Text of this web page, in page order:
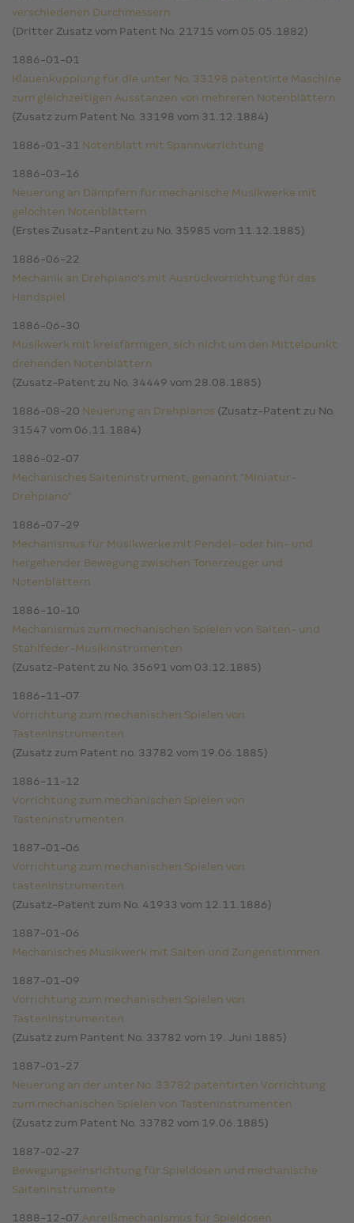
verschiedenen Durchmessern
(Dritter Zusatz vom Patent No. 21715 vom 05.05.1882)
1886-01-01
Klauenkupplung für die unter No. 33198 patentirte Maschine
zum gleichzeitigen Ausstanzen von mehreren Notenblättern
(Zusatz zum Patent No. 33198 vom 31.12.1884)
1886-01-31 Notenblatt mit Spannvorrichtung
1886-03-16
Neuerung an Dämpfern für mechanische Musikwerke mit
gelochten Notenblättern
(Erstes Zusatz-Pantent zu No. 35985 vom 11.12.1885)
1886-06-22
Mechanik an Drehpiano's mit Ausrückvorrichtung für das
Handspiel
1886-06-30
Musikwerk mit kreisfärmigen, sich nicht um den Mittelpunkt
drehenden Notenblättern
(Zusatz-Patent zu No. 34449 vom 28.08.1885)
1886-08-20 Neuerung an Drehpianos (Zusatz-Patent zu No.
31547 vom 06.11.1884)
1886-02-07
Mechanisches Saiteninstrument, genannt "Miniatur-
Drehpiano"
1886-07-29
Mechanismus für Musikwerke mit Pendel- oder hin- und
hergehender Bewegung zwischen Tonerzeuger und
Notenblättern
1886-10-10
Mechanismus zum mechanischen Spielen von Saiten- und
Stahlfeder-Musikinstrumenten
(Zusatz-Patent zu No. 35691 vom 03.12.1885)
1886-11-07
Vorrichtung zum mechanischen Spielen von
Tasteninstrumenten
(Zusatz zum Patent no. 33782 vom 19.06.1885)
1886-11-12
Vorrichtung zum mechanischen Spielen von
Tasteninstrumenten
1887-01-06
Vorrichtung zum mechanischen Spielen von
tasteninstrumenten
(Zusatz-Patent zum No. 41933 vom 12.11.1886)
1887-01-06
Mechanisches Musikwerk mit Saiten und Zungenstimmen
1887-01-09
Vorrichtung zum mechanischen Spielen von
Tasteninstrumenten
(Zusatz zum Pantent No. 33782 vom 19. Juni 1885)
1887-01-27
Neuerung an der unter No. 33782 patentirten Vorrichtung
zum mechanischen Spielen von Tasteninstrumenten
(Zusatz zum Patent No. 33782 vom 19.06.1885)
1887-02-27
Bewegungseinsrichtung für Spieldosen und mechanische
Saiteninstrumente
1888-12-07 Anreißmechanismus für Spieldosen